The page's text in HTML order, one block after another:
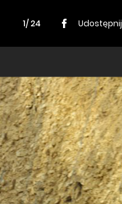
1/ 24 Udostępnij